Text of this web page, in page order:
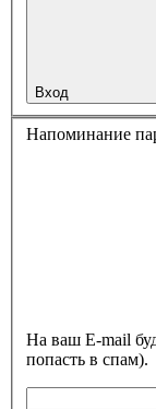
Вход
Напоминание
На ваш E-mail
попасть в спам).